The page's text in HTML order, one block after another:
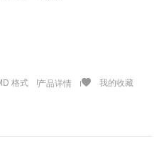
格式 产品详情 我的收藏
图片和视频生成
RDS
署幻兽帕鲁游戏服务器
营销
合作计划
景